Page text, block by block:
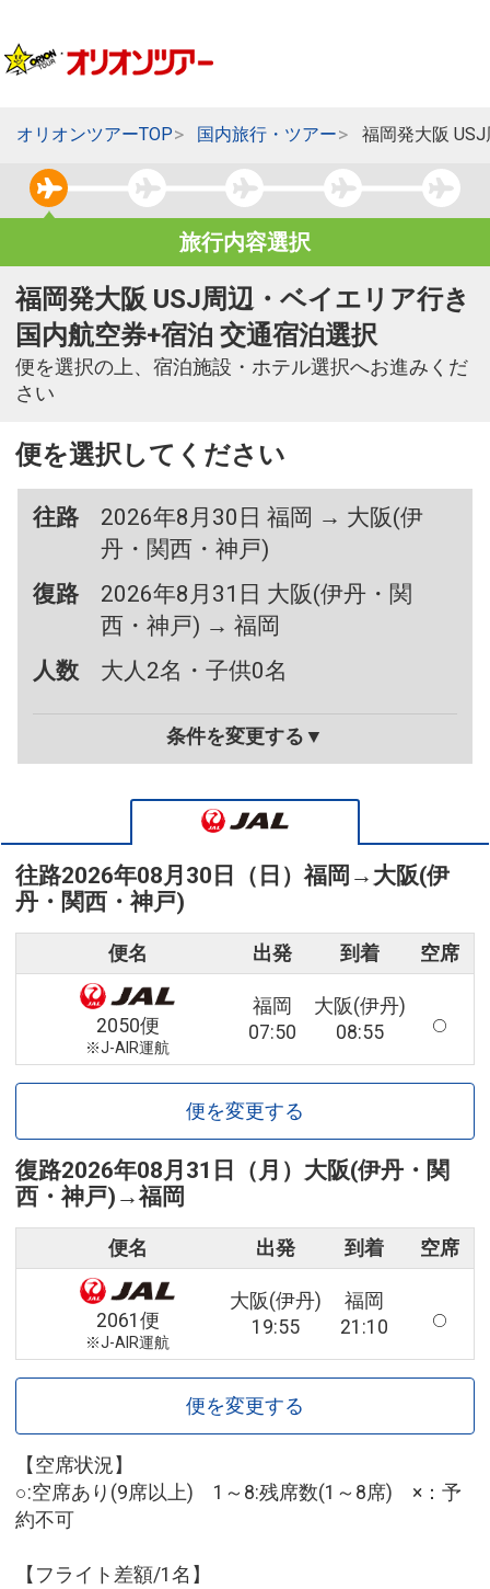
オリオンツアーTOP 国内旅行・ツアー 福岡発大阪
旅行内容選択
福岡発大阪 USJ周辺・ベイエリア行き
国内航空券+宿泊 交通宿泊選択
便を選択の上、宿泊施設・ホテル選択へお進みくだ
さい
便を選択してください
往路
2026年8月30日 福岡 → 大阪(伊
丹・関西・神戸)
復路
2026年8月31日 大阪(伊丹・関
西・神戸) → 福岡
人数
大人2名・子供0名
条件を変更する▼
往路2026年08月30日（日）福岡 → 大阪(伊
丹・関西・神戸)
便名 出発 到着 空席
2050便
※J-AIR運航
福岡
07:50
大阪(伊丹)
08:55
便を変更する
復路2026年08月31日（月） 大阪(伊丹・関
西・神戸) →福岡
便名 出発 到着 空席
2061便
※J-AIR運航
大阪(伊丹)
19:55
福岡
21:10
便を変更する
【空席状況】
○:空席あり(9席以上) 1～8:残席数(1～8席) ×：予
約不可
【フライト差額/1名】